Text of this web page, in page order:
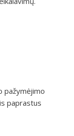
pažymėjimo
paprastus